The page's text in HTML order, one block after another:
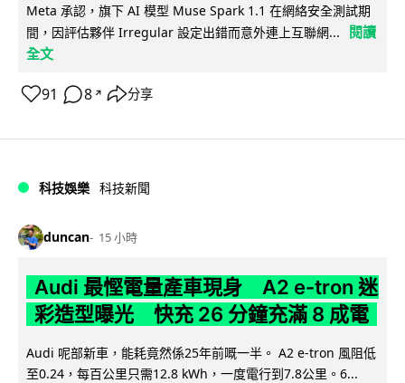
Meta 承認，旗下 AI 模型 Muse Spark 1.1 在網絡安全測試期
間，因評估夥伴 Irregular 設定出錯而意外連上互聯網...
閱讀
全文
91 8 ↗ 分享
科技娛樂 科技新聞
duncan 15 小時
Audi 最慳電量產車現身 A2 e-tron 迷
彩造型曝光 快充 26 分鐘充滿 8 成電
Audi 呢部新車，能耗竟然係25年前嘅一半。 A2 e-tron 風阻低
至0.24，每百公里只需12.8 kWh，一度電行到7.8公里。6...